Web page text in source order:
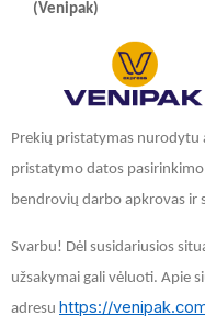
(Venipak)
Prekių pristatymas nurodytu
pristatymo datos
bendrovių darbo apkrovas ir
Svarbu! Dėl susidariusios
užsakymai gali vėluoti. Apie
adresu https://